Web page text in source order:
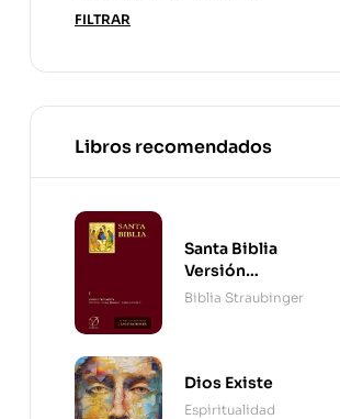
FILTRAR
Libros recomendados
Santa Biblia
Versión
Straubinger - 2
Biblia Straubinger
Dios Existe
Espiritualidad